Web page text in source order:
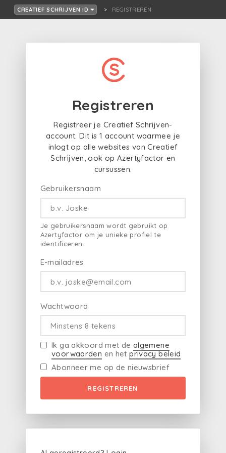
CREATIEF SCHRIJVEN ID REGISTREREN
Registreren
Registreer je Creatief Schrijven-
account. Dit is 1 account waarmee je
inlogt op alle websites van Creatief
Schrijven, ook op Azertyfactor en
cursussen.
Gebruikersnaam
Je gebruikersnaam wordt gebruikt op
Azertyfactor om je unieke profiel te
identificeren.
E-mailadres
Wachtwoord
Ik ga akkoord met de algemene
voorwaarden en hetprivacy beleid
Abonneer me op de nieuwsbrief
REGISTREREN